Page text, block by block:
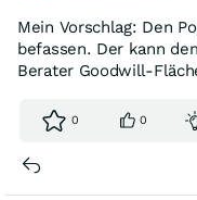
Mein Vorschlag: Den
befassen. Der kann
Berater Goodwill-
0 0